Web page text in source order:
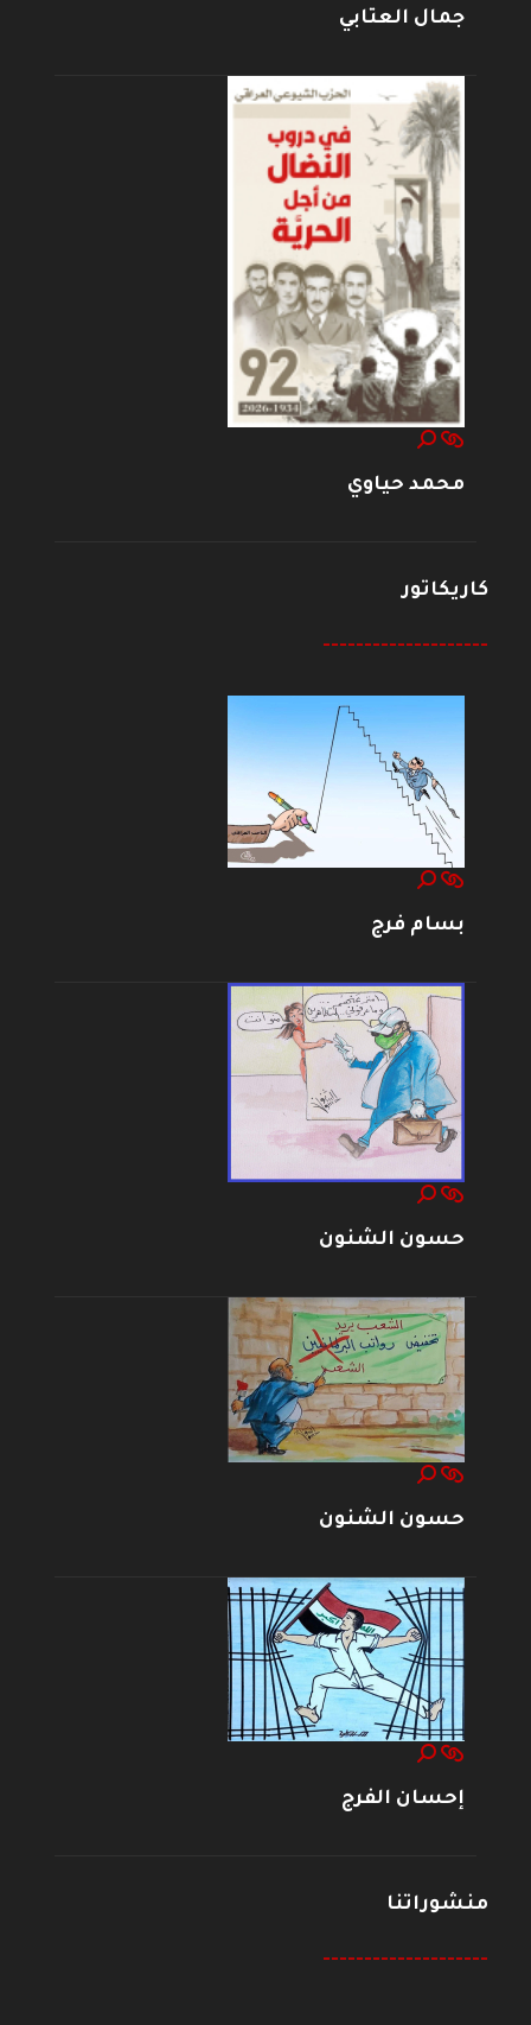
جمال العتابي
محمد حياوي
كاريكاتور
--------------------
بسام فرج
حسون الشنون
حسون الشنون
إحسان الفرج
منشوراتنا
--------------------